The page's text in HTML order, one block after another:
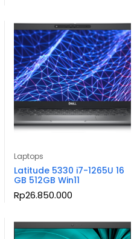
Laptops
Latitude 5330 i7-1265U 16
GB 512GB Win11
Rp26.850.000